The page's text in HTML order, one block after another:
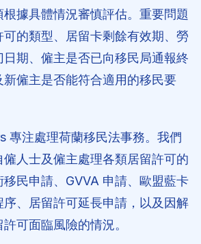
據具體情況審慎評估。重要問題
的類型、居留卡剩餘有效期、勞
期、僱主是否已向移民局通報終
新僱主是否能符合適用的移民要
專注處理荷蘭移民法事務。我們
人士及僱主處理各類居留許可的
移民申請、GVVA 申請、歐盟藍卡
、居留許可延長申請，以及因解
可面臨風險的情況。